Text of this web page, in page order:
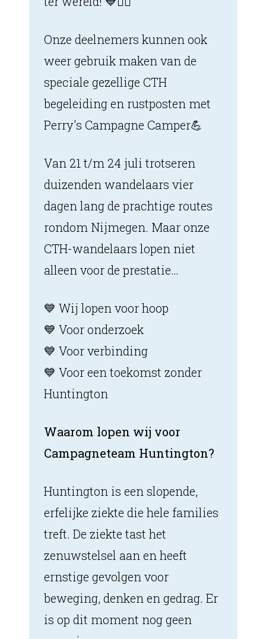
Onze deelnemers kunnen ook
weer gebruik maken van de
speciale gezellige CTH
begeleiding en rustposten met
Perry's Campagne Camper💪
Van 21 t/m 24 juli trotseren
duizenden wandelaars vier
dagen lang de prachtige routes
rondom Nijmegen. Maar onze
CTH-wandelaars lopen niet
alleen voor de prestatie…
💙 Wij lopen voor hoop
💙 Voor onderzoek
💙 Voor verbinding
💙 Voor een toekomst zonder
Huntington
Waarom lopen wij voor
Campagneteam Huntington?
Huntington is een slopende,
erfelijke ziekte die hele families
treft. De ziekte tast het
zenuwstelsel aan en heeft
ernstige gevolgen voor
beweging, denken en gedrag. Er
is op dit moment nog geen